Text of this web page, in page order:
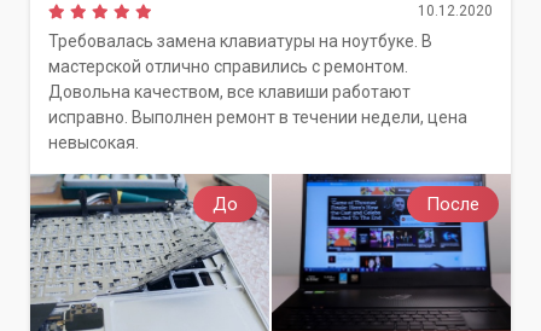
До После
10.12.2020
Требовалась замена клавиатуры на ноутбуке. В
мастерской отлично справились с ремонтом.
Довольна качеством, все клавиши работают
исправно. Выполнен ремонт в течении недели, цена
невысокая.